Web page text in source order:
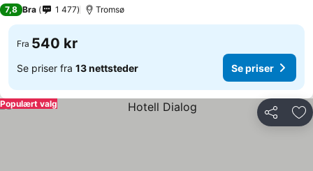
7,8 Bra 1 477 Tromsø
Fra 540 kr
Se priser fra 13 nettsteder Se priser
Del
Populært valg